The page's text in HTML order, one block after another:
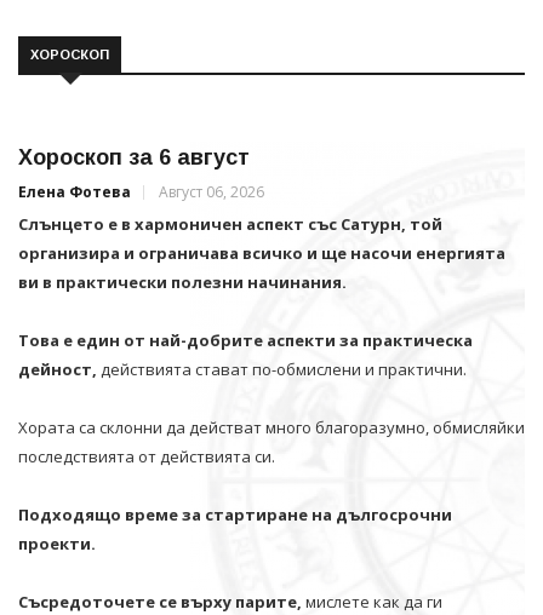
ХОРОСКОП
Хороскоп за 6 август
Елена Фотева Август 06, 2026
Слънцето е в хармоничен аспект със Сатурн, той
организира и ограничава всичко и щe насочи енергията
ви в практически полезни начинания.
Това е един от най-добрите аспекти за практическа
дейност, действията стават по-обмислени и практични.
Хората са склонни да действат много благоразумно, обмисляйки
последствията от действията си.
Подходящо време за стартиране на дългосрочни
проекти.
Съсредоточете се върху парите, мислете как да ги